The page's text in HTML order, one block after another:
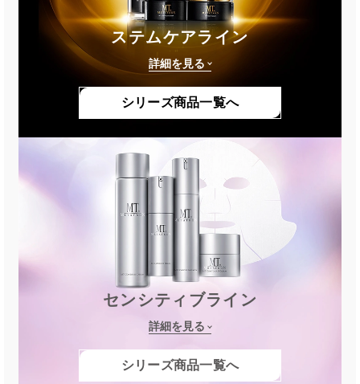
ステムケアライン
詳細を見る
シリーズ商品一覧へ
センシティブライン
詳細を見る
シリーズ商品一覧へ